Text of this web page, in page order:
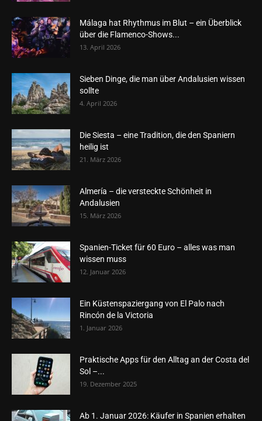
Málaga hat Rhythmus im Blut – ein Überblick
über die Flamenco-Shows...
13. April 2026
Sieben Dinge, die man über Andalusien wissen
sollte
4. April 2026
Die Siesta – eine Tradition, die den Spaniern
heilig ist
21. März 2026
Almería – die versteckte Schönheit in
Andalusien
15. März 2026
Spanien-Ticket für 60 Euro – alles was man
wissen muss
12. Januar 2026
Ein Küstenspaziergang von El Palo nach
Rincón de la Victoria
1. Januar 2026
Praktische Apps für den Alltag an der Costa del
Sol –...
19. Dezember 2025
Ab 1. Januar 2026: Käufer in Spanien erhalten